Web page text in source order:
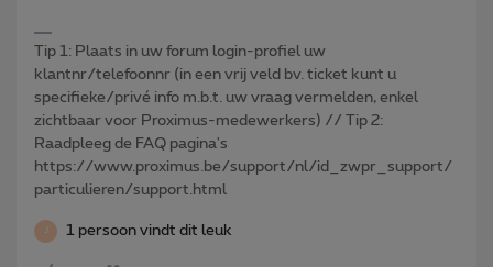
Tip 1: Plaats in uw forum login-profiel uw
klantnr/telefoonnr (in een vrij veld bv. ticket kunt u
specifieke/privé info m.b.t. uw vraag vermelden, enkel
zichtbaar voor Proximus-medewerkers) // Tip 2:
Raadpleeg de FAQ pagina's
https://www.proximus.be/support/nl/id_zwpr_support/
particulieren/support.html
J 1 persoon vindt dit leuk